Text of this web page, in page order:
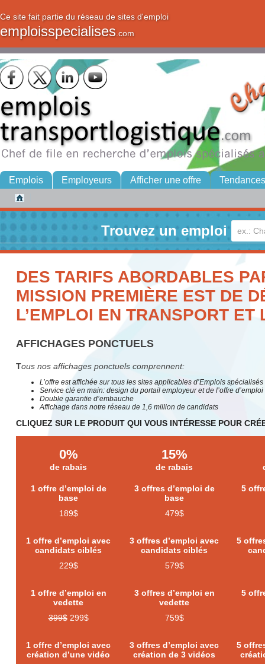
Ce site fait partie du réseau de sites d'emploi
emploisspecialises.com
Emplois Employeurs Afficher une offre Tendances
Trouvez un emploi
DES TARIFS ABORDABLES
MISSION PREMIÈRE EST DE
L’EMPLOI EN TRANSPORT ET
AFFICHAGES PONCTUELS
Tous nos affichages ponctuels comprennent:
L’offre est affichée sur tous les sites applicables d’Emplois spécialisés
Service clé en main: design du portail employeur et de l’offre
Double garantie d’embauche
Affichage dans notre réseau de 1,6 million de candidats
CLIQUEZ SUR LE PRODUIT QUI VOUS INTÉRESSE POUR
0%
de rabais
15%
de rabais
1 offre d’emploi de
base
189$
3 offres d’emploi de
base
479$
5
1 offre d’emploi avec
candidats ciblés
229$
3 offres d’emploi avec
candidats ciblés
579$
5
1 offre d’emploi en
vedette
399$299$
3 offres d’emploi en
vedette
759$
5
1 offre d’emploi avec
création d’une vidéo
3 offres d’emploi avec
création de 3 vidéos
5